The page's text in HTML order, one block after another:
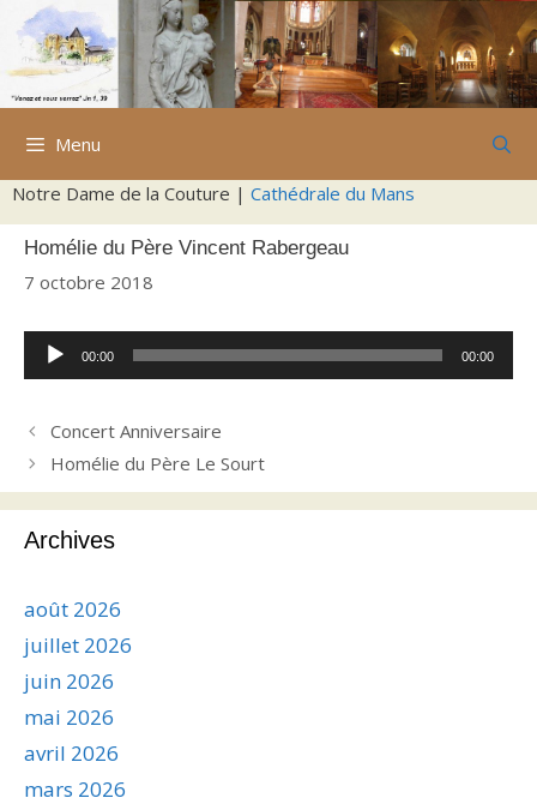
Aller
contenu
Menu
Notre Dame de la Couture | Cathédrale du Mans
Homélie du Père Vincent Rabergeau
7 octobre 2018
Lecteur
audio
00:00 00:00
Concert Anniversaire
Homélie du Père Le Sourt
Archives
août 2026
juillet 2026
juin 2026
mai 2026
avril 2026
mars 2026